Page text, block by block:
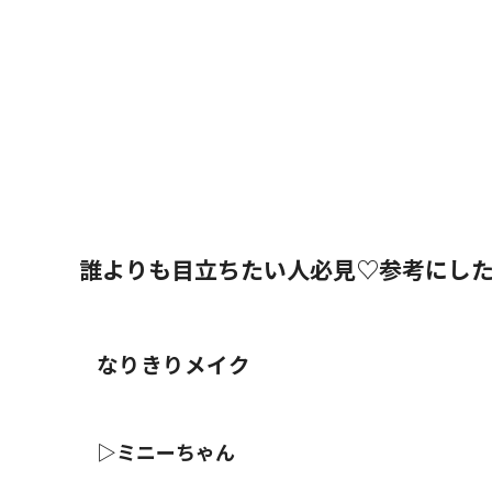
誰よりも目立ちたい人必見♡参考にし
なりきりメイク
▷ミニーちゃん